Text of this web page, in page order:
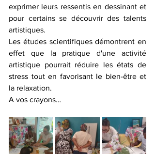
exprimer leurs ressentis en dessinant et
pour certains se découvrir des talents
artistiques.
Les études scientifiques démontrent en
effet que la pratique d'une activité
artistique pourrait réduire les états de
stress tout en favorisant le bien-être et
la relaxation.
A vos crayons…